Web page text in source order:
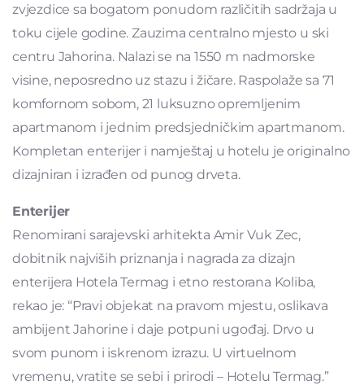
zvjezdice sa bogatom ponudom različitih sadržaja u
toku cijele godine. Zauzima centralno mjesto u ski
centru Jahorina. Nalazi se na 1550 m nadmorske
visine, neposredno uz stazu i žičare. Raspolaže sa 71
komfornom sobom, 21 luksuzno opremljenim
apartmanom i jednim predsjedničkim apartmanom.
Kompletan enterijer i namještaj u hotelu je originalno
dizajniran i izrađen od punog drveta.
Enterijer
Renomirani sarajevski arhitekta Amir Vuk Zec,
dobitnik najviših priznanja i nagrada za dizajn
enterijera Hotela Termag i etno restorana Koliba,
rekao je: “Pravi objekat na pravom mjestu, oslikava
ambijent Jahorine i daje potpuni ugođaj. Drvo u
svom punom i iskrenom izrazu. U virtuelnom
vremenu, vratite se sebi i prirodi – Hotelu Termag.”